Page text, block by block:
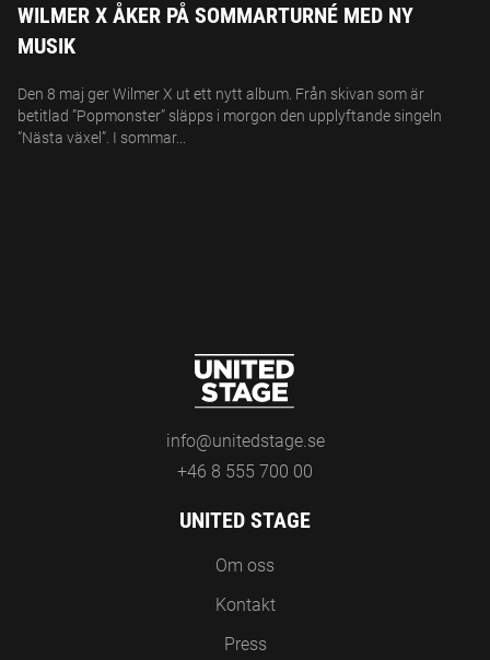
WILMER X ÅKER PÅ SOMMARTURNÉ MED NY
MUSIK
Den 8 maj ger Wilmer X ut ett nytt album. Från skivan som är
betitlad ”Popmonster” släpps i morgon den upplyftande singeln
”Nästa växel”. I sommar...
info@unitedstage.se
+46 8 555 700 00
UNITED STAGE
Om oss
Kontakt
Press